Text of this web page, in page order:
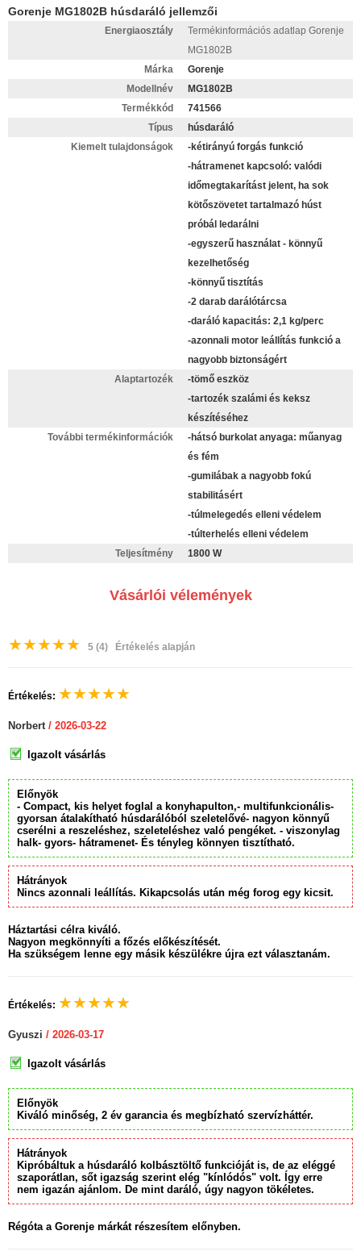
Gorenje MG1802B húsdaráló jellemzői
Energiaosztály
Termékinformációs adatlap Gorenje
MG1802B
Márka
Gorenje
Modellnév
MG1802B
Termékkód
741566
Típus
húsdaráló
Kiemelt tulajdonságok
-kétirányú forgás funkció
-hátramenet kapcsoló: valódi
időmegtakarítást jelent, ha sok
kötőszövetet tartalmazó húst
próbál ledarálni
-egyszerű használat - könnyű
kezelhetőség
-könnyű tisztítás
-2 darab darálótárcsa
-daráló kapacitás: 2,1 kg/perc
-azonnali motor leállítás funkció a
nagyobb biztonságért
Alaptartozék
-tömő eszköz
-tartozék szalámi és keksz
készítéséhez
További termékinformációk
-hátsó burkolat anyaga: műanyag
és fém
-gumilábak a nagyobb fokú
stabilitásért
-túlmelegedés elleni védelem
-túlterhelés elleni védelem
Teljesítmény
1800 W
Vásárlói vélemények
★★★★★ 5 (4) Értékelés alapján
Értékelés: ★★★★★
Norbert/ 2026-03-22
Igazolt vásárlás
Előnyök
- Compact, kis helyet foglal a konyhapulton,- multifunkcionális-
gyorsan átalakítható húsdarálóból szeletelővé- nagyon könnyű
cserélni a reszeléshez, szeleteléshez való pengéket. - viszonylag
halk- gyors- hátramenet- És tényleg könnyen tisztítható.
Hátrányok
Nincs azonnali leállítás. Kikapcsolás után még forog egy kicsit.
Háztartási célra kiváló.
Nagyon megkönnyíti a főzés előkészítését.
Ha szükségem lenne egy másik készülékre újra ezt választanám.
Értékelés: ★★★★★
Gyuszi / 2026-03-17
Igazolt vásárlás
Előnyök
Kiváló minőség, 2 év garancia és megbízható szervízháttér.
Hátrányok
Kipróbáltuk a húsdaráló kolbásztöltő funkcióját is, de az eléggé
szaporátlan, sőt igazság szerint elég "kínlódós" volt. Így erre
nem igazán ajánlom. De mint daráló, úgy nagyon tökéletes.
Régóta a Gorenje márkát részesítem előnyben.